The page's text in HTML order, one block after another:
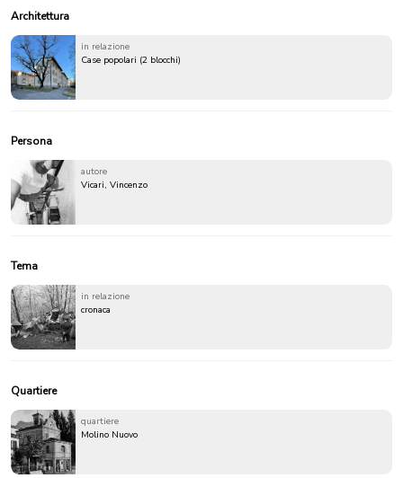
Architettura
in relazione
Case popolari (2 blocchi)
Persona
autore
Vicari, Vincenzo
Tema
in relazione
cronaca
Quartiere
quartiere
Molino Nuovo